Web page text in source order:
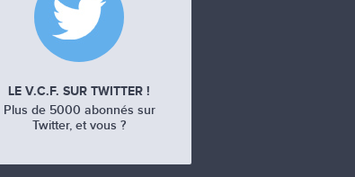
LE V.C.F. SUR TWITTER !
Plus de 5000 abonnés sur
Twitter, et vous ?